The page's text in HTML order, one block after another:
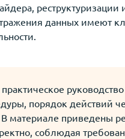
данных имеют
практическое
порядок действий
материале приведены
соблюдая